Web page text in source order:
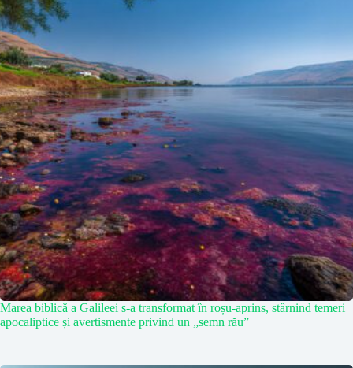
Marea biblică a Galileei s-a transformat în roșu-aprins, stârnind temeri
apocaliptice și avertismente privind un „semn rău”